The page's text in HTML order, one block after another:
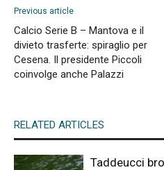
Previous article
Calcio Serie B – Mantova e il
divieto trasferte: spiraglio per
Cesena. Il presidente Piccoli
coinvolge anche Palazzi
RELATED ARTICLES
Taddeucci